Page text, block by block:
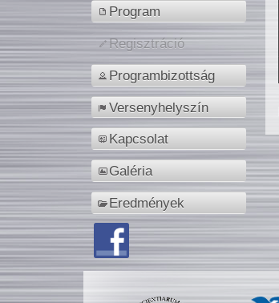
Program
Regisztráció
Programbizottság
Versenyhelyszín
Kapcsolat
Galéria
Eredmények